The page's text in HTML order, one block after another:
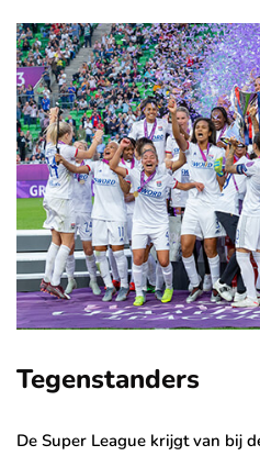
Tegenstanders
De Super League krijgt van bij